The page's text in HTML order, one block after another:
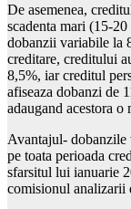
De asemenea,
scadenta mari (15-
dobanzii variabile la
creditare, creditului
8,5%, iar creditul
afiseaza dobanzi de
adaugand acestora o
Avantajul- dobanzile
pe toata perioada
sfarsitul lui ianuarie
comisionul analizarii